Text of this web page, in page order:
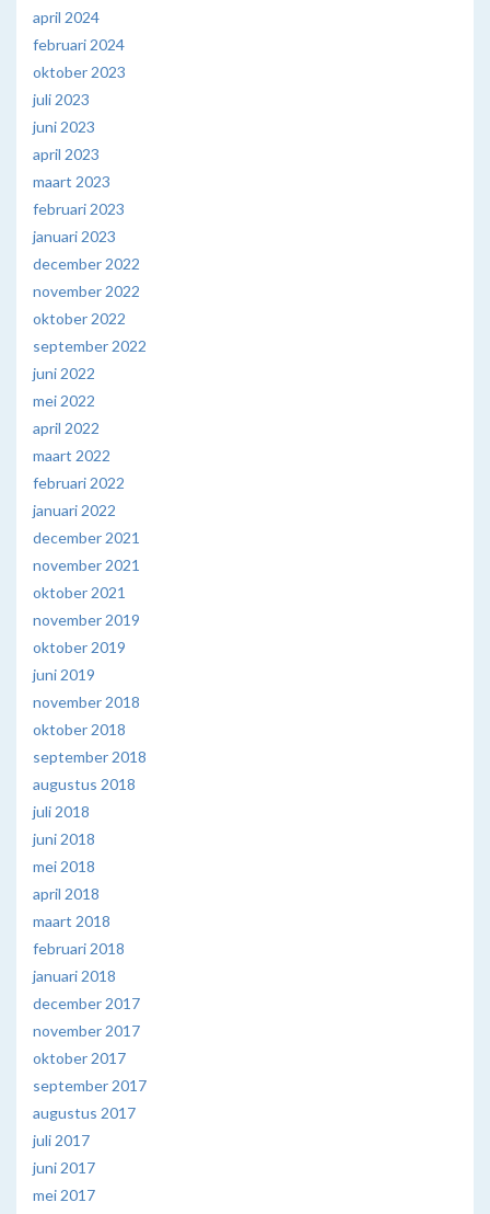
april 2024
februari 2024
oktober 2023
juli 2023
juni 2023
april 2023
maart 2023
februari 2023
januari 2023
december 2022
november 2022
oktober 2022
september 2022
juni 2022
mei 2022
april 2022
maart 2022
februari 2022
januari 2022
december 2021
november 2021
oktober 2021
november 2019
oktober 2019
juni 2019
november 2018
oktober 2018
september 2018
augustus 2018
juli 2018
juni 2018
mei 2018
april 2018
maart 2018
februari 2018
januari 2018
december 2017
november 2017
oktober 2017
september 2017
augustus 2017
juli 2017
juni 2017
mei 2017